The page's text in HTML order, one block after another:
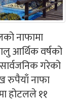
नाफामा
आर्थिक वर्षको
गरेको
रुपैयाँ नाफा
होटलले ११